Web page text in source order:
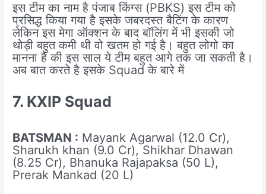
इस टीम का नाम है पंजाब किंग्स (PBKS) इस टीम को
प्रसिद्ध किया गया है इसके जबरदस्त बैटिंग के कारण
लेकिन इस मेगा ऑक्शन के बाद बॉलिंग में भी इसकी जो
थोड़ी बहुत कमी थी वो खतम हो गई है। बहुत लोगो का
मानना है की इस साल ये टीम बहुत आगे तक जा सकती है।
अब बात करते है इसके Squad के बारे में
7. KXIP Squad
BATSMAN : Mayank Agarwal (12.0 Cr),
Sharukh khan (9.0 Cr), Shikhar Dhawan
(8.25 Cr), Bhanuka Rajapaksa (50 L),
Prerak Mankad (20 L)